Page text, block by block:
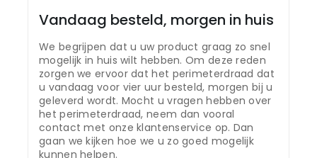
Vandaag besteld, morgen in huis
We begrijpen dat u uw product graag zo snel
mogelijk in huis wilt hebben. Om deze reden
zorgen we ervoor dat het perimeterdraad dat
u vandaag voor vier uur besteld, morgen bij u
geleverd wordt. Mocht u vragen hebben over
het perimeterdraad, neem dan vooral
contact met onze klantenservice op. Dan
gaan we kijken hoe we u zo goed mogelijk
kunnen helpen.